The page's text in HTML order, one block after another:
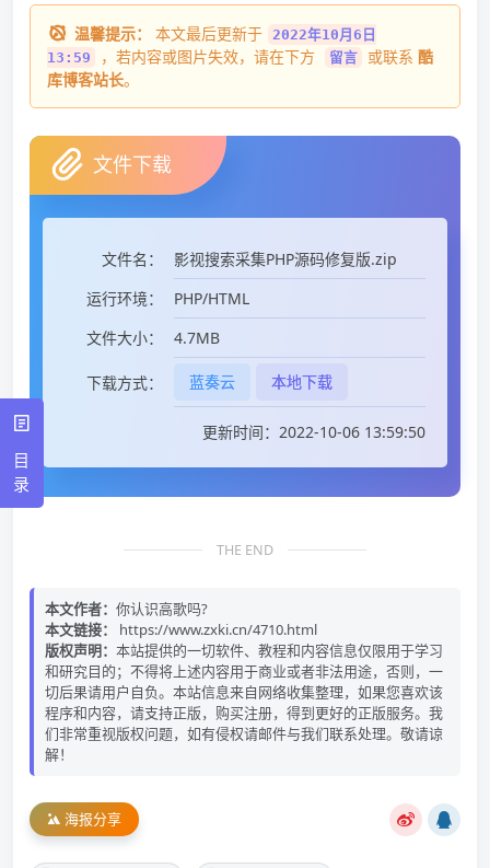
温馨提示： 本文最后更新于
2022年10月6日
13:59
，若内容或图片失效，请在下方 留言 或联系 酷
库博客站长。
文件下载
文件名：
影视搜索采集PHP源码修复版.zip
运行环境：
PHP/HTML
文件大小：
4.7MB
下载方式： 蓝奏云 本地下载
更新时间：2022-10-06 13:59:50
THE END
本文作者： 你认识高歌吗?
本文链接：
https://www.zxki.cn/4710.html
版权声明： 本站提供的一切软件、教程和内容信息仅限用于学习
和研究目的；不得将上述内容用于商业或者非法用途，否则，一
切后果请用户自负。本站信息来自网络收集整理，如果您喜欢该
程序和内容，请支持正版，购买注册，得到更好的正版服务。我
们非常重视版权问题，如有侵权请邮件与我们联系处理。敬请谅
解！
海报分享
目
录